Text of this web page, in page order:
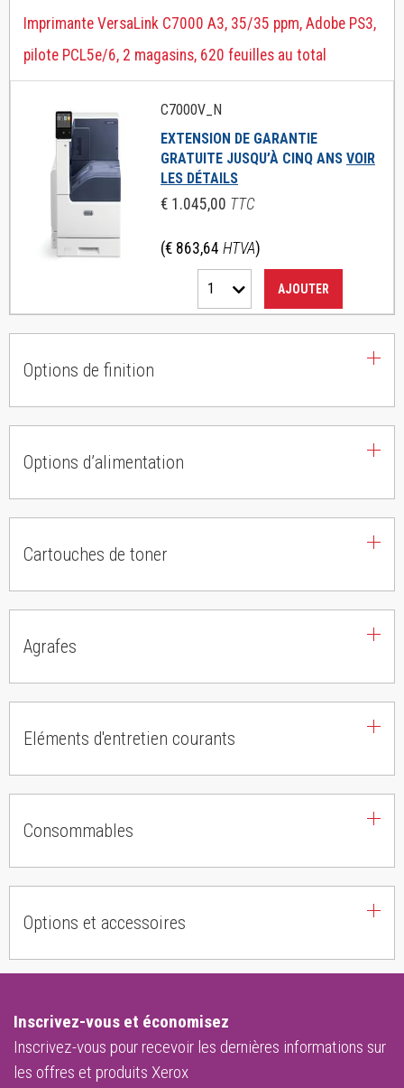
Imprimante VersaLink C7000 A3, 35/35 ppm, Adobe PS3,
pilote PCL5e/6, 2 magasins, 620 feuilles au total
C7000V_N
EXTENSION DE GARANTIE
GRATUITE JUSQU’À CINQ ANS VOIR
LES DÉTAILS
€ 1.045,00 TTC
(€ 863,64 HTVA)
1 AJOUTER
Options de finition
Options d’alimentation
Cartouches de toner
Agrafes
Eléments d'entretien courants
Consommables
Options et accessoires
Inscrivez-vous et économisez
Inscrivez-vous pour recevoir les dernières informations sur
les offres et produits Xerox